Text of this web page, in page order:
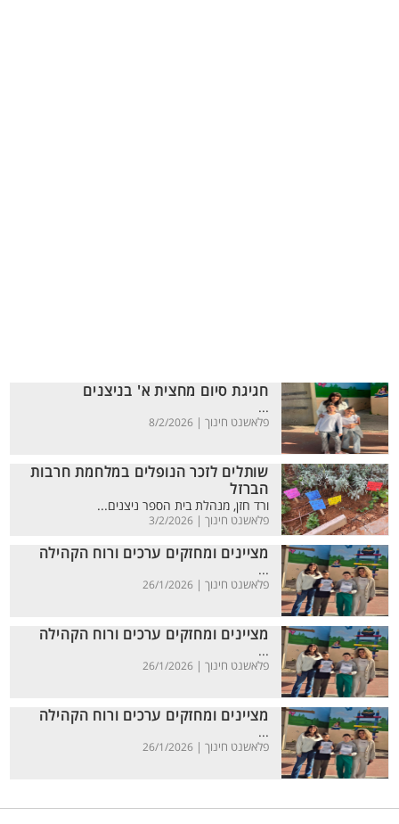
חגיגת סיום מחצית א' בניצנים
...
פלאשנט חינוך | 8/2/2026
שותלים לזכר הנופלים במלחמת חרבות
הברזל
ורד חזן, מנהלת בית הספר ניצנים...
פלאשנט חינוך | 3/2/2026
מציינים ומחזקים ערכים ורוח הקהילה
...
פלאשנט חינוך | 26/1/2026
מציינים ומחזקים ערכים ורוח הקהילה
...
פלאשנט חינוך | 26/1/2026
מציינים ומחזקים ערכים ורוח הקהילה
...
פלאשנט חינוך | 26/1/2026